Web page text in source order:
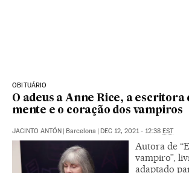
OBITUÁRIO
O adeus a Anne Rice, a escritora
mente e o coração dos vampiros
JACINTO ANTÓN Barcelona DEC 12, 2021 - 12:38 EST
Autora de
vampiro”,
adaptado